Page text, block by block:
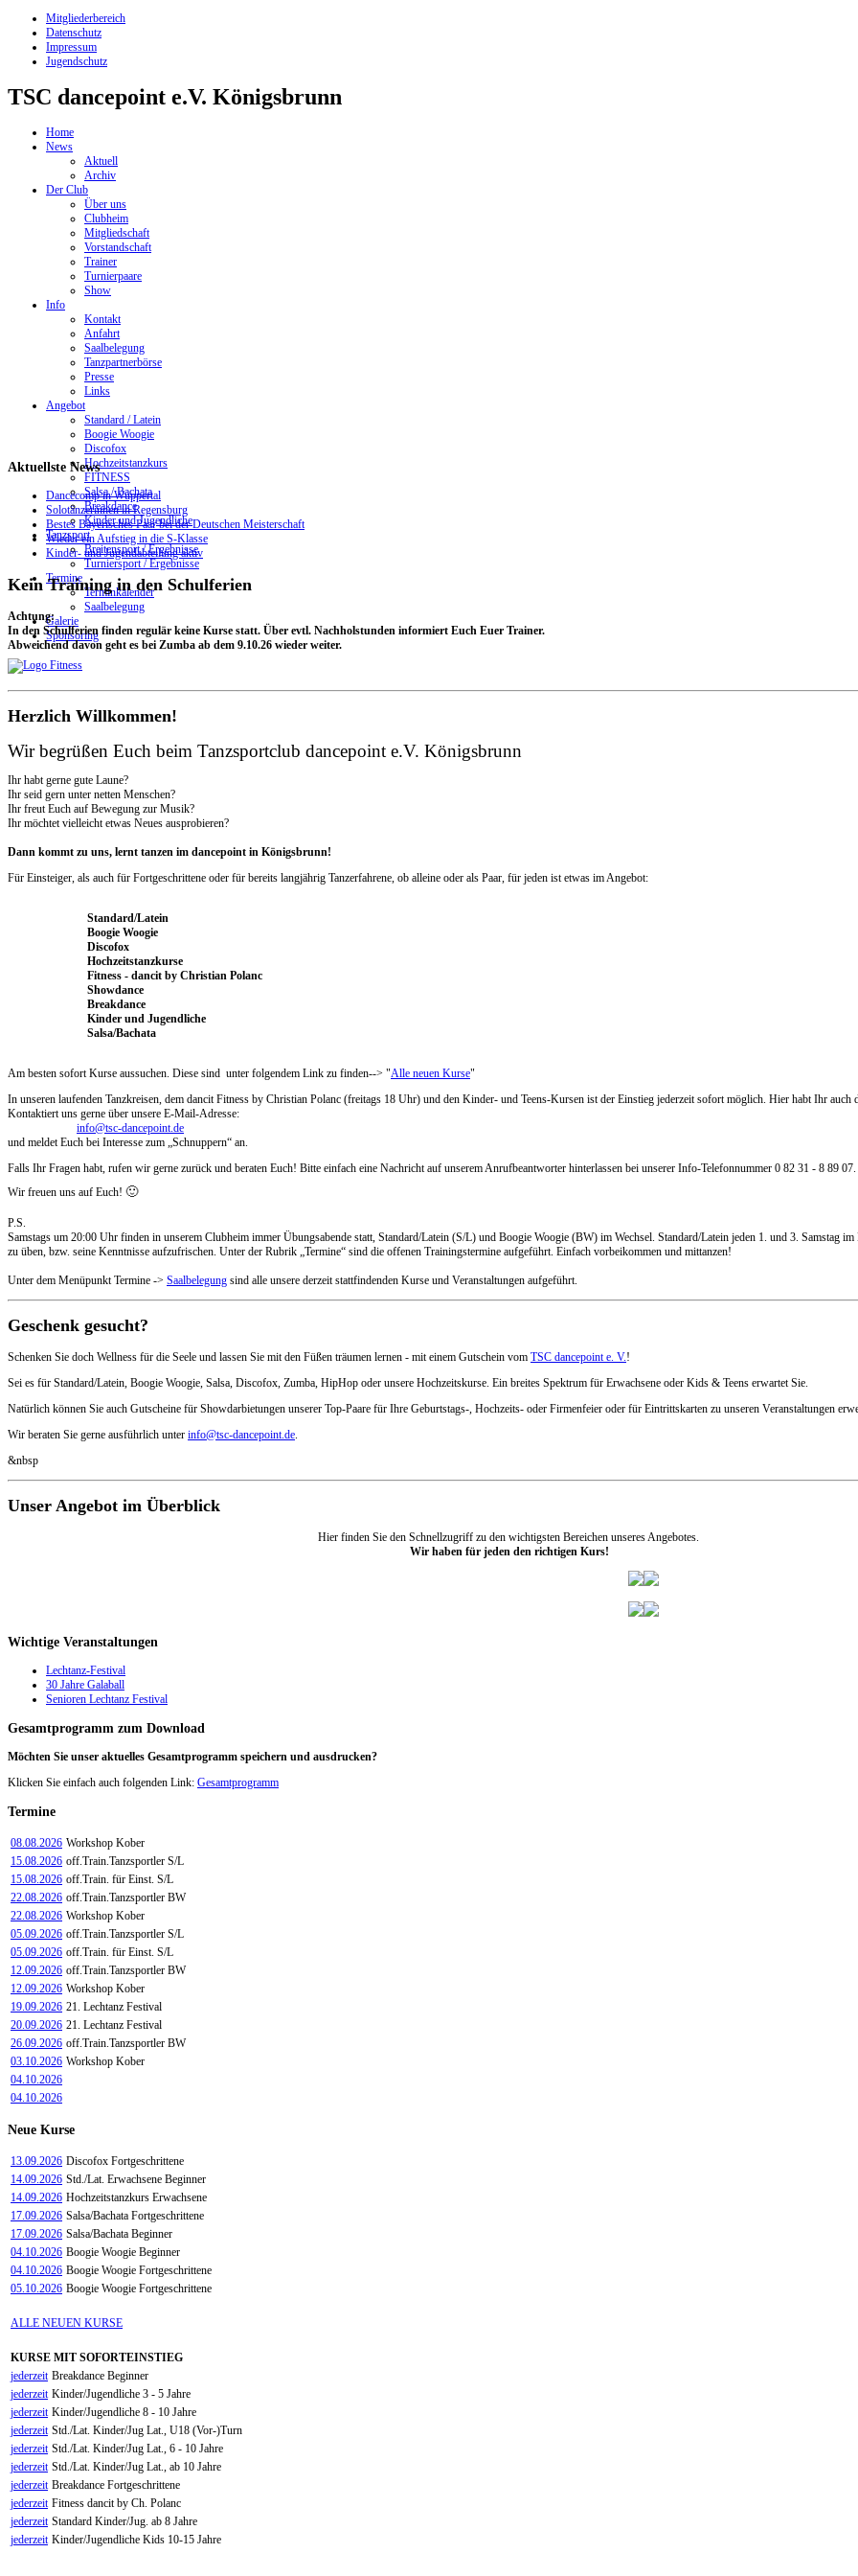
Mitgliederbereich
Datenschutz
Impressum
Jugendschutz
TSC dancepoint e.V. Königsbrunn
Home
News
Aktuell
Archiv
Der Club
Über uns
Clubheim
Mitgliedschaft
Vorstandschaft
Trainer
Turnierpaare
Show
Info
Kontakt
Anfahrt
Saalbelegung
Tanzpartnerbörse
Presse
Links
Angebot
Standard / Latein
Boogie Woogie
Discofox
Hochzeitstanzkurs
FITNESS
Salsa / Bachata
Breakdance
Kinder und Jugendliche
Tanzsport
Breitensport / Ergebnisse
Turniersport / Ergebnisse
Termine
Terminkalender
Saalbelegung
Galerie
Sponsoring
Aktuellste News
Dancecomp in Wuppertal
Solotänzerinnen in Regensburg
Bestes Bayerisches Paar bei der Deutschen Meisterschaft
Wieder ein Aufstieg in die S-Klasse
Kinder- und Jugendabteilung aktiv
Kein Training in den Schulferien
Achtung:
In den Schulferien finden regulär keine Kurse statt. Über evtl. Nachholstunden informiert Euch Euer Trainer.
Abweichend davon geht es bei Zumba ab dem 9.10.26 wieder weiter.
Herzlich Willkommen!
Wir begrüßen Euch beim Tanzsportclub dancepoint e.V. Königsbrunn
Ihr habt gerne gute Laune?
Ihr seid gern unter netten Menschen?
Ihr freut Euch auf Bewegung zur Musik?
Ihr möchtet vielleicht etwas Neues ausprobieren?
Dann kommt zu uns, lernt tanzen im dancepoint in Königsbrunn!
Für Einsteiger, als auch für Fortgeschrittene oder für bereits langjährig Tanzerfahrene, ob alleine oder als Paar, für jeden ist etwas im Angebot:
Standard/Latein
Boogie Woogie
Discofox
Hochzeitstanzkurse
Fitness - dancit by Christian Polanc
Showdance
Breakdance
Kinder und Jugendliche
Salsa/Bachata
Am besten sofort Kurse aussuchen. Diese sind unter folgendem Link zu finden--> "Alle neuen Kurse"
In unseren laufenden Tanzkreisen, dem dancit Fitness by Christian Polanc (freitags 18 Uhr) und den Kinder- und Teens-Kursen ist der Einstieg jederzeit sofort möglich. Hier habt Ihr auch
Kontaktiert uns gerne über unsere E-Mail-Adresse:
info@tsc-dancepoint.de
und meldet Euch bei Interesse zum „Schnuppern“ an.
Falls Ihr Fragen habt, rufen wir gerne zurück und beraten Euch! Bitte einfach eine Nachricht auf unserem Anrufbeantworter hinterlassen bei unserer Info-Telefonnummer 0 82 31 - 8 89 07.
Wir freuen uns auf Euch! 🙂
P.S.
Samstags um 20:00 Uhr finden in unserem Clubheim immer Übungsabende statt, Standard/Latein (S/L) und Boogie Woogie (BW) im Wechsel. Standard/Latein jeden 1. und 3. Samstag
zu üben, bzw. seine Kenntnisse aufzufrischen. Unter der Rubrik „Termine“ sind die offenen Trainingstermine aufgeführt. Einfach vorbeikommen und mittanzen!
Unter dem Menüpunkt Termine -> Saalbelegung sind alle unsere derzeit stattfindenden Kurse und Veranstaltungen aufgeführt.
Geschenk gesucht?
Schenken Sie doch Wellness für die Seele und lassen Sie mit den Füßen träumen lernen - mit einem Gutschein vom TSC dancepoint e. V.!
Sei es für Standard/Latein, Boogie Woogie, Salsa, Discofox, Zumba, HipHop oder unsere Hochzeitskurse. Ein breites Spektrum für Erwachsene oder Kids & Teens erwartet Sie.
Natürlich können Sie auch Gutscheine für Showdarbietungen unserer Top-Paare für Ihre Geburtstags-, Hochzeits- oder Firmenfeier oder für Eintrittskarten zu unseren Veranstaltungen
Wir beraten Sie gerne ausführlich unter info@tsc-dancepoint.de.
&nbsp
Unser Angebot im Überblick
Hier finden Sie den Schnellzugriff zu den wichtigsten Bereichen unseres Angebotes.
Wir haben für jeden den richtigen Kurs!
Wichtige Veranstaltungen
Lechtanz-Festival
30 Jahre Galaball
Senioren Lechtanz Festival
Gesamtprogramm zum Download
Möchten Sie unser aktuelles Gesamtprogramm speichern und ausdrucken?
Klicken Sie einfach auch folgenden Link: Gesamtprogramm
Termine
08.08.2026 Workshop Kober
15.08.2026 off.Train.Tanzsportler S/L
15.08.2026 off.Train. für Einst. S/L
22.08.2026 off.Train.Tanzsportler BW
22.08.2026 Workshop Kober
05.09.2026 off.Train.Tanzsportler S/L
05.09.2026 off.Train. für Einst. S/L
12.09.2026 off.Train.Tanzsportler BW
12.09.2026 Workshop Kober
19.09.2026 21. Lechtanz Festival
20.09.2026 21. Lechtanz Festival
26.09.2026 off.Train.Tanzsportler BW
03.10.2026 Workshop Kober
04.10.2026
04.10.2026
Neue Kurse
13.09.2026 Discofox Fortgeschrittene
14.09.2026 Std./Lat. Erwachsene Beginner
14.09.2026 Hochzeitstanzkurs Erwachsene
17.09.2026 Salsa/Bachata Fortgeschrittene
17.09.2026 Salsa/Bachata Beginner
04.10.2026 Boogie Woogie Beginner
04.10.2026 Boogie Woogie Fortgeschrittene
05.10.2026 Boogie Woogie Fortgeschrittene
ALLE NEUEN KURSE
KURSE MIT SOFORTEINSTIEG
jederzeit Breakdance Beginner
jederzeit Kinder/Jugendliche 3 - 5 Jahre
jederzeit Kinder/Jugendliche 8 - 10 Jahre
jederzeit Std./Lat. Kinder/Jug Lat., U18 (Vor-)Turn
jederzeit Std./Lat. Kinder/Jug Lat., 6 - 10 Jahre
jederzeit Std./Lat. Kinder/Jug Lat., ab 10 Jahre
jederzeit Breakdance Fortgeschrittene
jederzeit Fitness dancit by Ch. Polanc
jederzeit Standard Kinder/Jug. ab 8 Jahre
jederzeit Kinder/Jugendliche Kids 10-15 Jahre